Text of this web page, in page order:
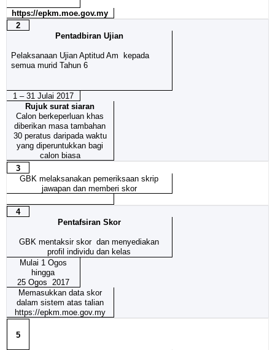
https://epkm.moe.gov.my
2
Pentadbiran Ujian
Pelaksanaan Ujian Aptitud Am kepada
semua murid Tahun 6
1 – 31 Julai 2017
Rujuk surat siaran
Calon berkeperluan khas
diberikan masa tambahan
30 peratus daripada waktu
yang diperuntukkan bagi
calon biasa
3
GBK melaksanakan pemeriksaan skrip
jawapan dan memberi skor
4
Pentafsiran Skor
GBK mentaksir skor dan menyediakan
profil individu dan kelas
Mulai 1 Ogos
hingga
25 Ogos 2017
Memasukkan data skor
dalam sistem atas talian
https://epkm.moe.gov.my
5